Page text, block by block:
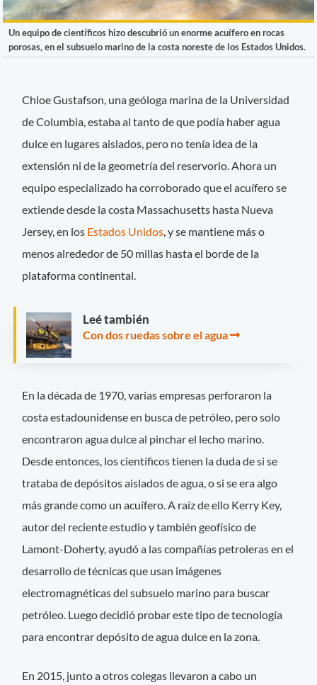
Un equipo de científicos hizo descubrió un enorme acuífero en rocas
porosas, en el subsuelo marino de la costa noreste de los Estados Unidos.
Chloe Gustafson, una geóloga marina de la Universidad
de Columbia, estaba al tanto de que podía haber agua
dulce en lugares aislados, pero no tenía idea de la
extensión ni de la geometría del reservorio. Ahora un
equipo especializado ha corroborado que el acuífero se
extiende desde la costa Massachusetts hasta Nueva
Jersey, en los Estados Unidos , y se mantiene más o
menos alrededor de 50 millas hasta el borde de la
plataforma continental.
Leé también
Con dos ruedas sobre el agua
En la década de 1970, varias empresas perforaron la
costa estadounidense en busca de petróleo, pero solo
encontraron agua dulce al pinchar el lecho marino.
Desde entonces, los científicos tienen la duda de si se
trataba de depósitos aislados de agua, o si se era algo
más grande como un acuífero. A raíz de ello Kerry Key,
autor del reciente estudio y también geofísico de
Lamont-Doherty, ayudó a las compañías petroleras en el
desarrollo de técnicas que usan imágenes
electromagnéticas del subsuelo marino para buscar
petróleo. Luego decidió probar este tipo de tecnología
para encontrar depósito de agua dulce en la zona.
En 2015, junto a otros colegas llevaron a cabo un